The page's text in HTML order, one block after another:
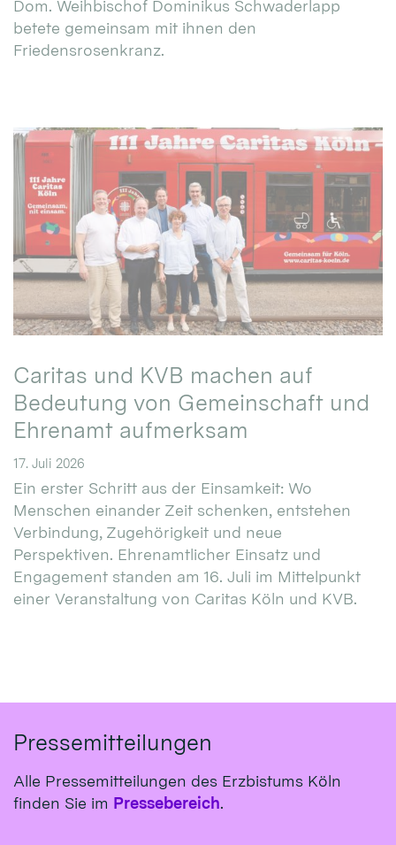
Dom. Weihbischof Dominikus Schwaderlapp
betete gemeinsam mit ihnen den
Friedensrosenkranz.
Caritas und KVB machen auf
Bedeutung von Gemeinschaft und
Ehrenamt aufmerksam
17. Juli 2026
Ein erster Schritt aus der Einsamkeit: Wo
Menschen einander Zeit schenken, entstehen
Verbindung, Zugehörigkeit und neue
Perspektiven. Ehrenamtlicher Einsatz und
Engagement standen am 16. Juli im Mittelpunkt
einer Veranstaltung von Caritas Köln und KVB.
Pressemitteilungen
Alle Pressemitteilungen des Erzbistums Köln
finden Sie im Pressebereich.